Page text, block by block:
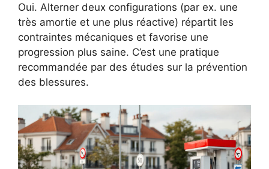
Oui. Alterner deux configurations (par ex. une
très amortie et une plus réactive) répartit les
contraintes mécaniques et favorise une
progression plus saine. C’est une pratique
recommandée par des études sur la prévention
des blessures.